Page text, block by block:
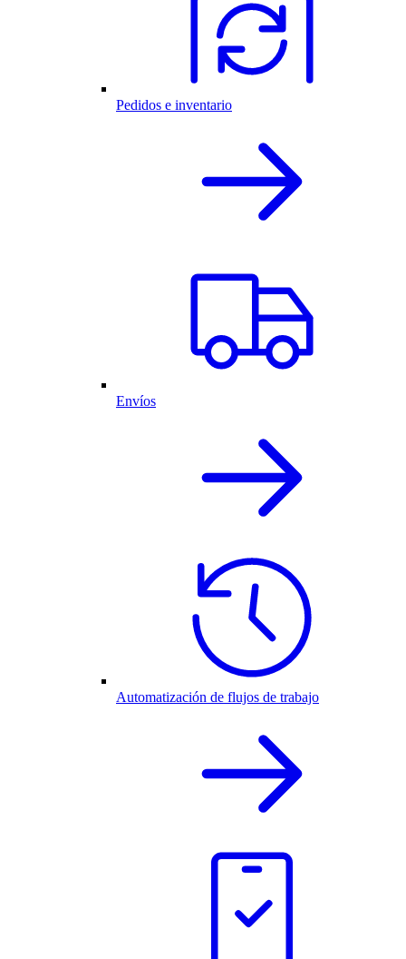
Pedidos e inventario
Envíos
Automatización de flujos de trabajo